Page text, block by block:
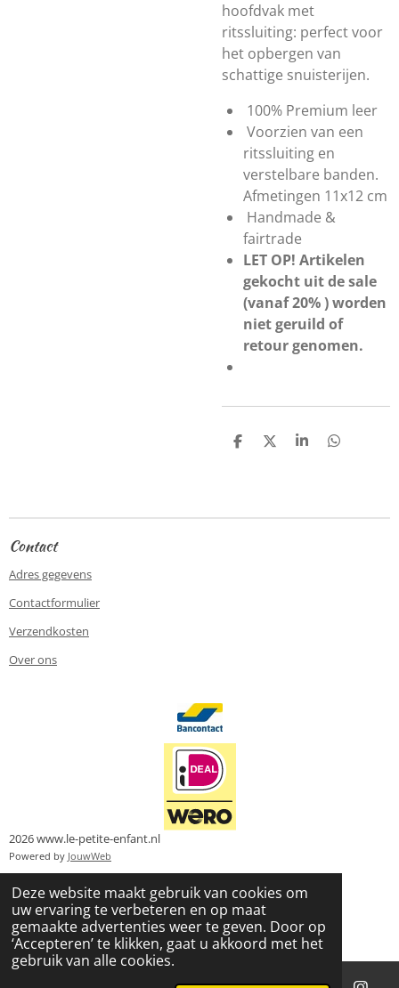
Deze website maakt gebruik van cookies om
uw ervaring te verbeteren en op maat
gemaakte advertenties weer te geven. Door op
‘Accepteren’ te klikken, gaat u akkoord met het
gebruik van alle cookies.
hoofdvak met
ritssluiting: perfect voor
het opbergen van
schattige snuisterijen.
100% Premium leer
Voorzien van een
ritssluiting en
verstelbare banden.
Afmetingen 11x12 cm
Handmade &
fairtrade
LET OP! Artikelen
gekocht uit de sale
(vanaf 20% ) worden
niet geruild of
retour genomen.
D
D
S
D
Contact
Adres gegevens
Contactformulier
Verzendkosten
Over ons
2026 www.le-petite-enfant.nl
Powered by JouwWeb